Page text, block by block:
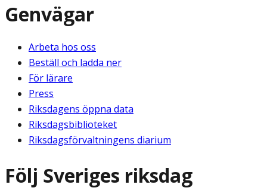
Genvägar
Arbeta hos oss
Beställ och ladda ner
För lärare
Press
Riksdagens öppna data
Riksdagsbiblioteket
Riksdagsförvaltningens diarium
Följ Sveriges riksdag